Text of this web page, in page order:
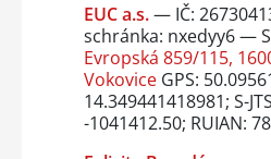
EUC a.s.— IČ:
schránka: nxedyy6 —
Evropská 859/115,
VokoviceGPS:
14.349441418981; S-
-1041412.50; RUIAN: